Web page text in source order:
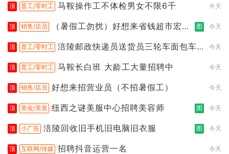
顶 普工/零时工 马鞍操作工不体检男女不限6千 今天
顶 销售/店员
（暑假工勿扰）好想来省钱超市宏声
图 今天
顶 普工/零时工 涪陵邮政快递员送货员三轮车面包车
今天
顶 普工/零时工 马鞍长白班 大龄工大量招聘中 今天
顶 销售/店员 好想来招营业员（不招暑假工） 今天
顶 美妆/美发 纽西之谜美服中心招聘美容师 图 今天
顶 小广告 涪陵回收旧手机旧电脑旧衣服 图 今天
顶 互联网/传媒 招聘抖音运营一名 今天